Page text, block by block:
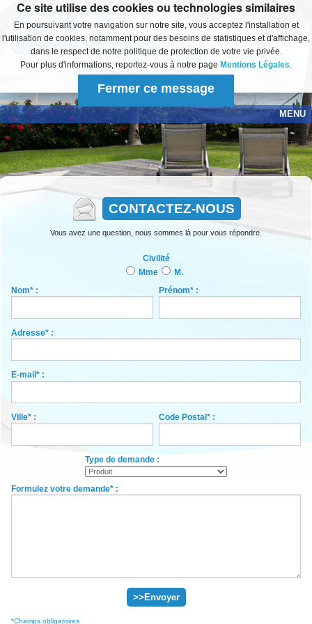
Ce site utilise des cookies ou technologies similaires
En poursuivant votre navigation sur notre site, vous acceptez l'installation et
l'utilisation de cookies, notamment pour des besoins de statistiques et d'affichage,
dans le respect de notre politique de protection de votre vie privée.
Pour plus d'informations, reportez-vous à notre page Mentions Légales.
Fermer ce message
MENU
Accueil
Produits
Notices d'utilisation
Commander
Espace Pro
Contact
CONTACTEZ-NOUS
Vous avez une question, nous sommes là pour vous répondre.
Civilité
Mme
M.
Nom* :
Prénom* :
Adresse* :
E-mail* :
Ville* : Code Postal* :
Type de demande :
Formulez votre demande* :
*Champs obligatoires